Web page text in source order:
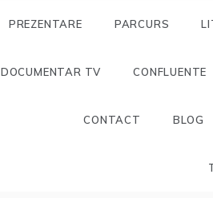
PREZENTARE PARCURS
DOCUMENTAR TV CONFLUENTE
CONTACT BLOG